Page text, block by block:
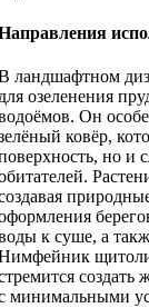
ландшафтном
озеленения
Он
ковёр,
но и
к суше, а
минимальными